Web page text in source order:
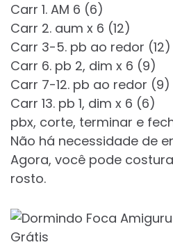
Carr 1. AM 6 (6)
Carr 2. aum x 6 (12)
Carr 3-5. pb ao redor (12)
Carr 6. pb 2, dim x 6 (9)
Carr 7-12. pb ao redor (9)
Carr 13. pb 1, dim x 6 (6)
pbx, corte, terminar e
Não há necessidade de
Agora, você pode
rosto.